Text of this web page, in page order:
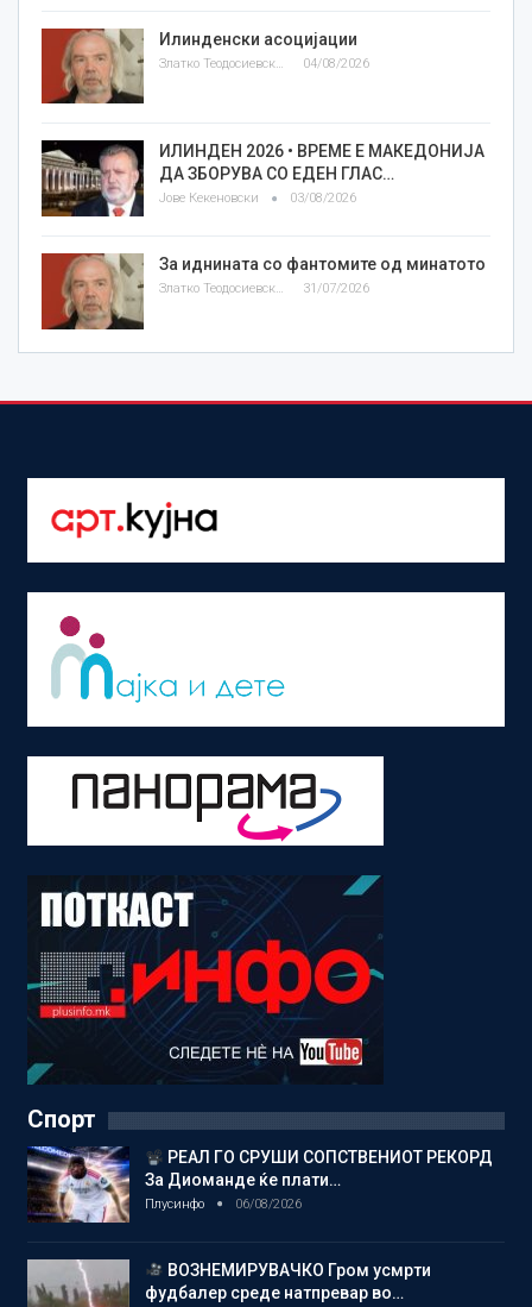
Илинденски асоцијации
Златко Теодосиевски 04/08/2026
ИЛИНДЕН 2026 • ВРЕМЕ Е МАКЕДОНИЈА
ДА ЗБОРУВА СО ЕДЕН ГЛАС…
Јове Кекеновски 03/08/2026
За иднината со фантомите од минатото
Златко Теодосиевски 31/07/2026
Спорт
РЕАЛ ГО СРУШИ СОПСТВЕНИОТ РЕКОРД
За Диоманде ќе плати…
Плусинфо 06/08/2026
ВОЗНЕМИРУВАЧКО Гром усмрти
фудбалер среде натпревар во…